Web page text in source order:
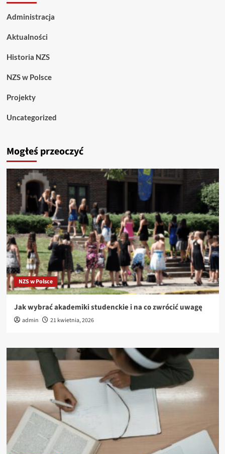
Administracja
Aktualności
Historia NZS
NZS w Polsce
Projekty
Uncategorized
Mogłeś przeoczyć
NZS w Polsce
Jak wybrać akademiki studenckie i na co zwrócić uwagę
admin 21 kwietnia, 2026